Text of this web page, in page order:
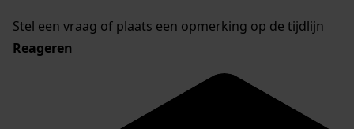
Stel een vraag of plaats een opmerking op de tijdlijn
Reageren